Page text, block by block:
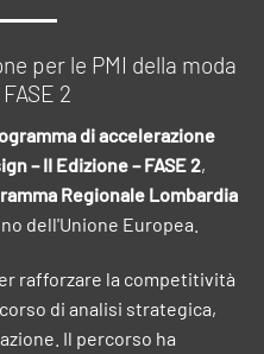
per le PMI della moda
2
di accelerazione
– II Edizione – FASE 2,
Regionale Lombardia
dell'Unione Europea.
rafforzare la competitività
di analisi strategica,
Il percorso ha